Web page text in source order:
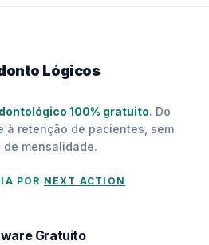
Lógicos
100% gratuito. Do
à retenção de pacientes, sem
de mensalidade.
POR NEXT ACTION
Gratuito